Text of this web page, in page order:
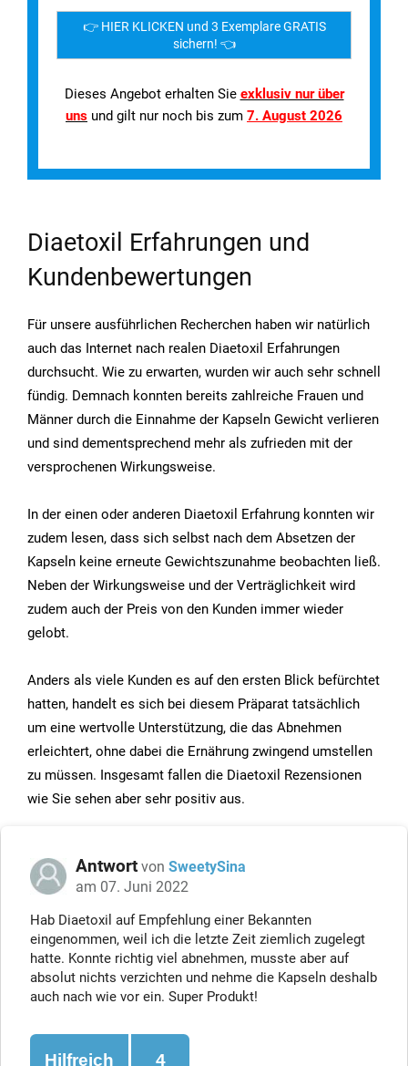
👉 HIER KLICKEN und 3 Exemplare GRATIS
sichern! 👈
Dieses Angebot erhalten Sie exklusiv nur über
uns und gilt nur noch bis zum 7. August 2026
Diaetoxil Erfahrungen und
Kundenbewertungen
Für unsere ausführlichen Recherchen haben wir natürlich
auch das Internet nach realen Diaetoxil Erfahrungen
durchsucht. Wie zu erwarten, wurden wir auch sehr schnell
fündig. Demnach konnten bereits zahlreiche Frauen und
Männer durch die Einnahme der Kapseln Gewicht verlieren
und sind dementsprechend mehr als zufrieden mit der
versprochenen Wirkungsweise.
In der einen oder anderen Diaetoxil Erfahrung konnten wir
zudem lesen, dass sich selbst nach dem Absetzen der
Kapseln keine erneute Gewichtszunahme beobachten ließ.
Neben der Wirkungsweise und der Verträglichkeit wird
zudem auch der Preis von den Kunden immer wieder
gelobt.
Anders als viele Kunden es auf den ersten Blick befürchtet
hatten, handelt es sich bei diesem Präparat tatsächlich
um eine wertvolle Unterstützung, die das Abnehmen
erleichtert, ohne dabei die Ernährung zwingend umstellen
zu müssen. Insgesamt fallen die Diaetoxil Rezensionen
wie Sie sehen aber sehr positiv aus.
Antwort von SweetySina
am 07. Juni 2022
Hab Diaetoxil auf Empfehlung einer Bekannten
eingenommen, weil ich die letzte Zeit ziemlich zugelegt
hatte. Konnte richtig viel abnehmen, musste aber auf
absolut nichts verzichten und nehme die Kapseln deshalb
auch nach wie vor ein. Super Produkt!
Hilfreich 4